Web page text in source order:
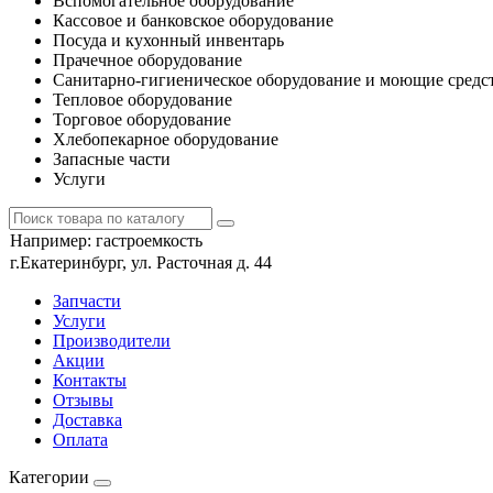
Кассовое и банковское оборудование
Посуда и кухонный инвентарь
Прачечное оборудование
Санитарно-гигиеническое оборудование и моющие
Тепловое оборудование
Торговое оборудование
Хлебопекарное оборудование
Запасные части
Услуги
Например: гастроемкость
г.Екатеринбург, ул. Расточная д. 44
Запчасти
Услуги
Производители
Акции
Контакты
Отзывы
Доставка
Оплата
Категории